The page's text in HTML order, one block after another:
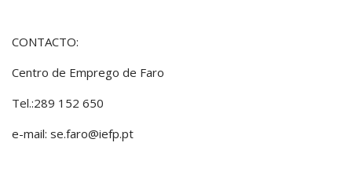
CONTACTO:
Centro de Emprego de Faro
Tel.:289 152 650
e-mail: se.faro@iefp.pt